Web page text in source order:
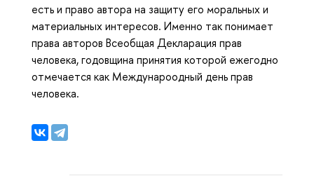
есть и право автора на защиту его моральных и
материальных интересов. Именно так понимает
права авторов Всеобщая Декларация прав
человека, годовщина принятия которой ежегодно
отмечается как Междунароодный день прав
человека.